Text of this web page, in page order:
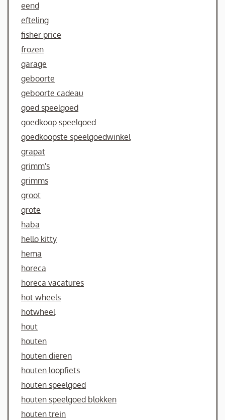
eend
efteling
fisher price
frozen
garage
geboorte
geboorte cadeau
goed speelgoed
goedkoop speelgoed
goedkoopste speelgoedwinkel
grapat
grimm's
grimms
groot
grote
haba
hello kitty
hema
horeca
horeca vacatures
hot wheels
hotwheel
hout
houten
houten dieren
houten loopfiets
houten speelgoed
houten speelgoed blokken
houten trein